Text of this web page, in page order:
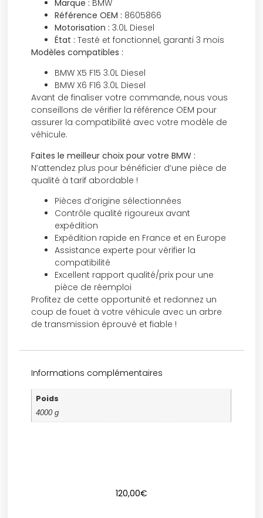
Marque : BMW
Référence OEM : 8605866
Motorisation : 3.0L Diesel
État : Testé et fonctionnel, garanti 3 mois
Modèles compatibles :
BMW X5 F15 3.0L Diesel
BMW X6 F16 3.0L Diesel
Avant de finaliser votre commande, nous vous
conseillons de vérifier la référence OEM pour
assurer la compatibilité avec votre modèle de
véhicule.
Faites le meilleur choix pour votre BMW :
N’attendez plus pour bénéficier d’une pièce de
qualité à tarif abordable !
Pièces d’origine sélectionnées
Contrôle qualité rigoureux avant
expédition
Expédition rapide en France et en Europe
Assistance experte pour vérifier la
compatibilité
Excellent rapport qualité/prix pour une
pièce de réemploi
Profitez de cette opportunité et redonnez un
coup de fouet à votre véhicule avec un arbre
de transmission éprouvé et fiable !
Informations complémentaires
Poids
4000 g
120,00€